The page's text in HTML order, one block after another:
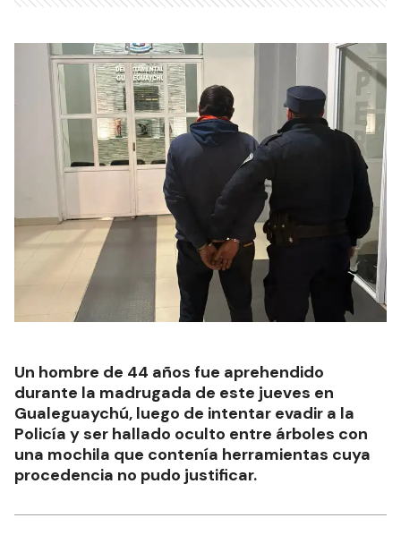
Un hombre de 44 años fue aprehendido
durante la madrugada de este jueves en
Gualeguaychú, luego de intentar evadir a la
Policía y ser hallado oculto entre árboles con
una mochila que contenía herramientas cuya
procedencia no pudo justificar.